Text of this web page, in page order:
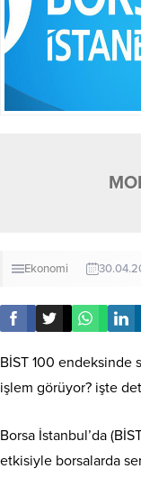
Ekonomi
BİST 100 endeksinde
işlem görüyor? işte
Borsa İstanbul’da
etkisiyle borsalarda